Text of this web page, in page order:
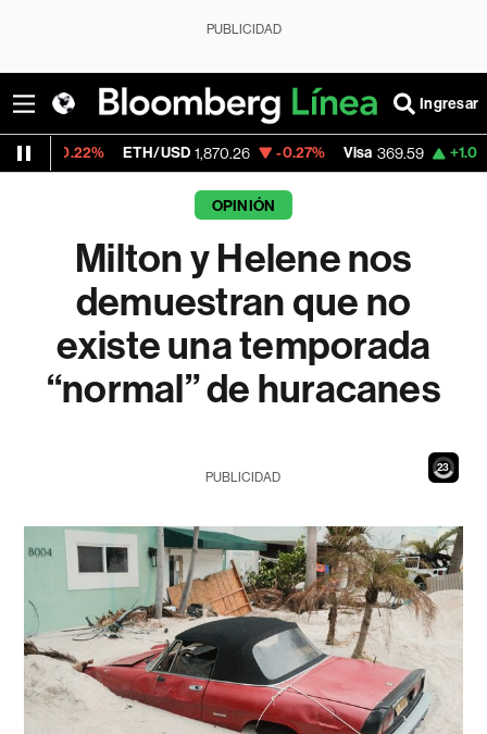
PUBLICIDAD
Ingresar
ETH/USD 1,870.26 -0.27% Visa 369.59 +1.07%
OPINIÓN
Milton y Helene nos
demuestran que no
existe una temporada
“normal” de huracanes
21
PUBLICIDAD